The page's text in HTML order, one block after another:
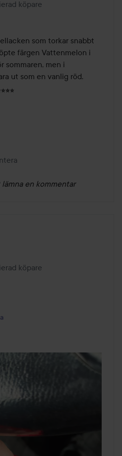
köpare
som torkar snabbt
färgen Vattenmelon i
sommaren, men i
ut som en vanlig röd.
en kommentar
6 månader
köpare